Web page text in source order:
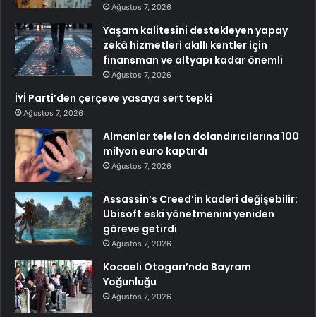
Ağustos 7, 2026
Yaşam kalitesini destekleyen yapay
zekâ hizmetleri akıllı kentler için
finansman ve altyapı kadar önemli
Ağustos 7, 2026
İYİ Parti’den çerçeve yasaya sert tepki
Ağustos 7, 2026
Almanlar telefon dolandırıcılarına 100
milyon euro kaptırdı
Ağustos 7, 2026
Assassin’s Creed’in kaderi değişebilir:
Ubisoft eski yönetmenini yeniden
göreve getirdi
Ağustos 7, 2026
Kocaeli Otogarı’nda Bayram
Yoğunluğu
Ağustos 7, 2026